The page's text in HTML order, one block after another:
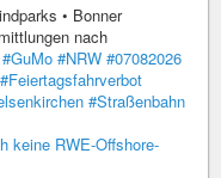
• Bonner
nach
#GuMo #NRW #07082026
#Feiertagsfahrverbot
#Straßenbahn
keine RWE-Offshore-